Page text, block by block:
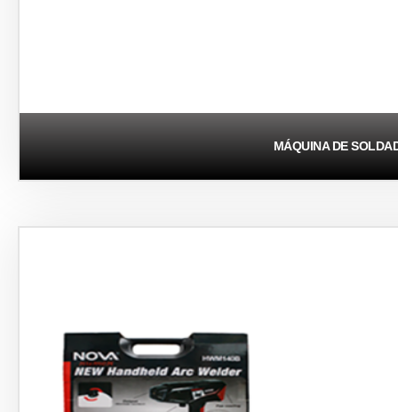
MÁQUINA DE